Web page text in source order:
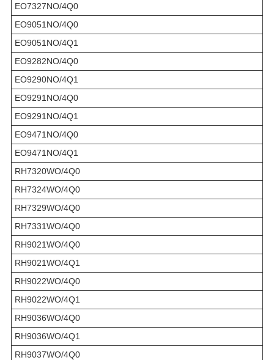
EO7327NO/4Q0
EO9051NO/4Q0
EO9051NO/4Q1
EO9282NO/4Q0
EO9290NO/4Q1
EO9291NO/4Q0
EO9291NO/4Q1
EO9471NO/4Q0
EO9471NO/4Q1
RH7320WO/4Q0
RH7324WO/4Q0
RH7329WO/4Q0
RH7331WO/4Q0
RH9021WO/4Q0
RH9021WO/4Q1
RH9022WO/4Q0
RH9022WO/4Q1
RH9036WO/4Q0
RH9036WO/4Q1
RH9037WO/4Q0